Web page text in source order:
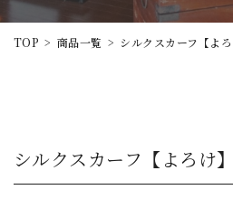
TOP > 商品一覧 > シルクスカーフ【よ
シルクスカーフ【よろけ